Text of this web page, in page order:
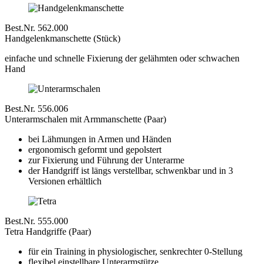
Best.Nr. 562.000
Handgelenkmanschette (Stück)
einfache und schnelle Fixierung der gelähmten oder schwachen
Hand
Best.Nr. 556.006
Unterarmschalen mit Armmanschette (Paar)
bei Lähmungen in Armen und Händen
ergonomisch geformt und gepolstert
zur Fixierung und Führung der Unterarme
der Handgriff ist längs verstellbar, schwenkbar und in 3
Versionen erhältlich
Best.Nr. 555.000
Tetra Handgriffe (Paar)
für ein Training in physiologischer, senkrechter 0-Stellung
flexibel einstellbare Unterarmstütze